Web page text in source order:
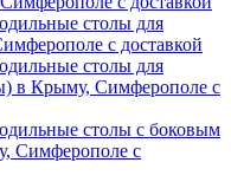
столы для
с доставкой
столы для
в Крыму, Симферополе с
столы с боковым
Симферополе с